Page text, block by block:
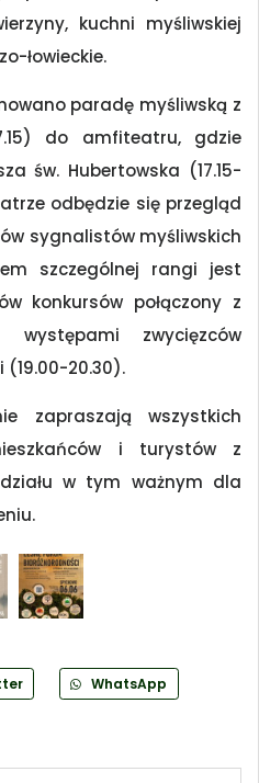
kuchni myśliwskiej
łowieckie.
paradę myśliwską z
do amfiteatru, gdzie
św. Hubertowska (17.15-
odbędzie się przegląd
sygnalistów myśliwskich
szczególnej rangi jest
konkursów połączony z
występami zwycięzców
20.30).
zapraszają wszystkich
i turystów z
w tym ważnym dla
WhatsApp